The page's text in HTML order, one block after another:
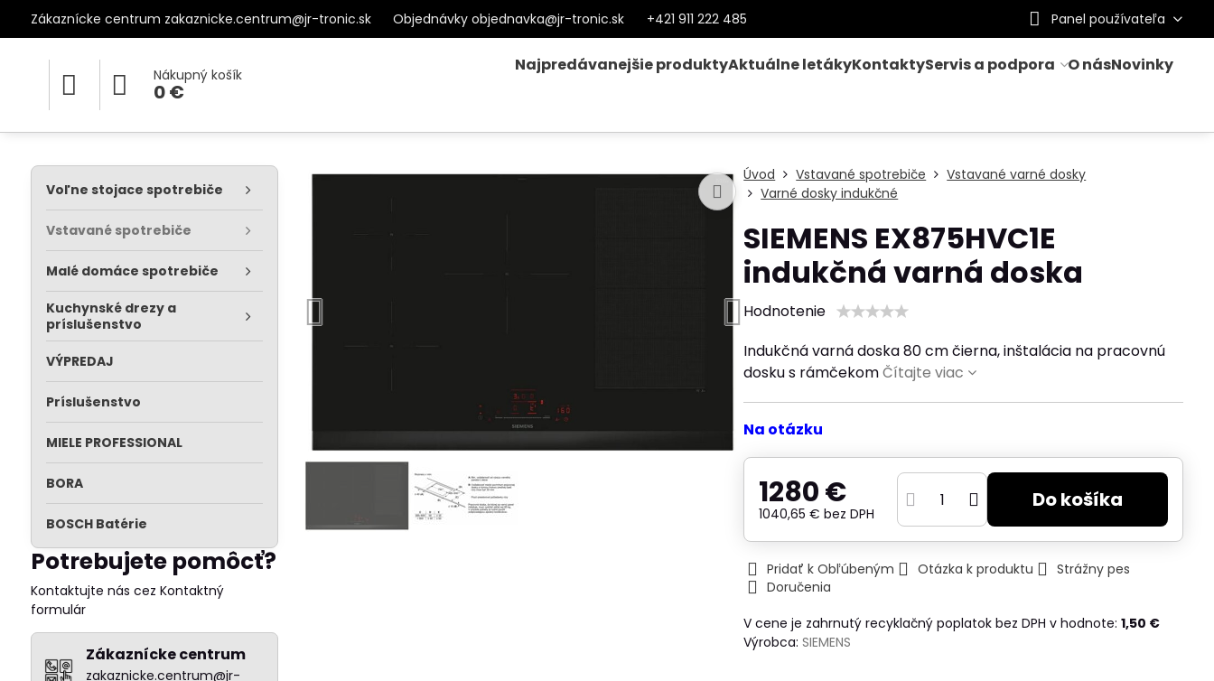
Zákaznícke centrum zakaznicke.centrum@jr-tronic.sk Objednávky objednavka@jr-tronic.sk +421 911 222 485 Panel používateľa
Nákupný košík
0 €
Najpredávanejšie produktyAktuálne letákyKontaktyServis a podpora O násNovinky
Úvod Vstavané spotrebiče
Vstavané varné dosky
Varné dosky indukčné
SIEMENS EX875HVC1E
indukčná varná doska
Hodnotenie
Indukčná varná doska 80 cm čierna, inštalácia na pracovnú
dosku s rámčekomČítajte viac
Na otázku
1280 €
1040,65 €bez DPH
Do košíka
Pridať k Obľúbeným Otázka k produktu
Strážny pes
Doručenia
V cene je zahrnutý recyklačný poplatok bez DPH v hodnote:1,50 €
Výrobca:SIEMENS
Voľne stojace spotrebiče
Vstavané spotrebiče
Malé domáce spotrebiče
Kuchynské drezy a
príslušenstvo
VÝPREDAJ
Príslušenstvo
MIELE PROFESSIONAL
BORA
BOSCH Batérie
Potrebujete pomôcť?
Kontaktujte nás cez Kontaktný
formulár
Zákaznícke centrum
zakaznicke.centrum@jr-